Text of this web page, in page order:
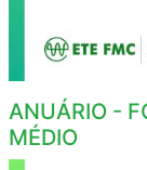
ANUÁRIO -
MÉDIO